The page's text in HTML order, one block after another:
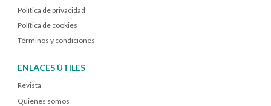
Política de privacidad
Política de cookies
Términos y condiciones
ENLACES ÚTILES
Revista
Quienes somos